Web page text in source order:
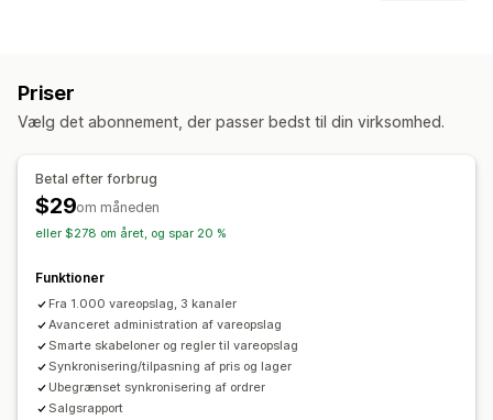
Ordrestyring
Ordresynkronisering
Samlet kontrolpanel
Tilpassede regler
Flere kanaler
Fejlrapporter
Underretninger om lav lagerbeholdning
Status i realtid
Priser
Vælg det abonnement, der passer bedst til din virksomhed.
Betal efter forbrug
$29om måneden
eller $278 om året, og spar 20 %
Funktioner
Fra 1.000 vareopslag, 3 kanaler
Avanceret administration af vareopslag
Smarte skabeloner og regler til vareopslag
Synkronisering/tilpasning af pris og lager
Ubegrænset synkronisering af ordrer
Salgsrapport